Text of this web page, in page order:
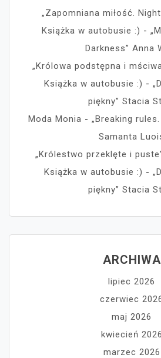
„Zapomniana miłość.
Książka w autobusie :) -
Darkness” Anna
„Królowa podstępna i
Książka w autobusie :) -
piękny” Stacia
Moda Monia - „Breaking
Samanta
„Królestwo przeklęte i
Książka w autobusie :) -
piękny” Stacia
ARCHIWA
lipiec 2026
czerwiec
maj 2026
kwiecień 2026
marzec 2026